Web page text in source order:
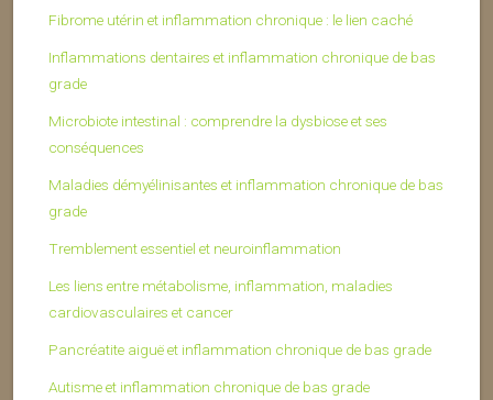
Fibrome utérin et inflammation chronique : le lien caché
Inflammations dentaires et inflammation chronique de bas
grade
Microbiote intestinal : comprendre la dysbiose et ses
conséquences
Maladies démyélinisantes et inflammation chronique de bas
grade
Tremblement essentiel et neuroinflammation
Les liens entre métabolisme, inflammation, maladies
cardiovasculaires et cancer
Pancréatite aiguë et inflammation chronique de bas grade
Autisme et inflammation chronique de bas grade